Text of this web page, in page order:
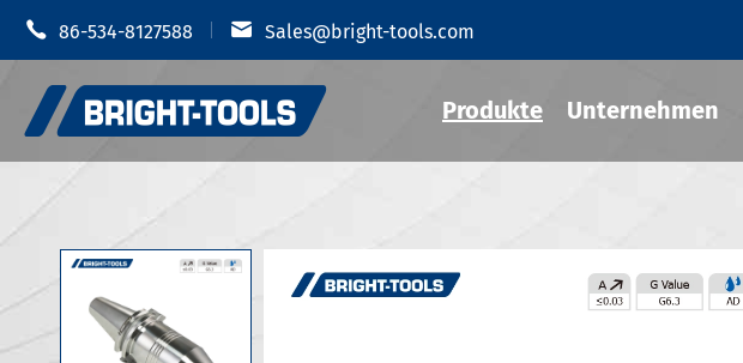
 86-534-8127588  Sales@bright-tools.com
Produkte
CNC-Werkzeug halter
Statische und getriebene
Schrumpf-Fit-Werkzeug halter
Unternehmen